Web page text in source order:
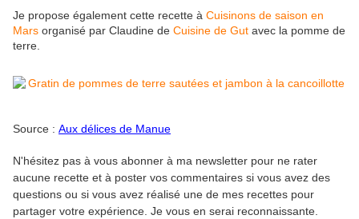
Je propose également cette recette à Cuisinons de saison en
Mars organisé par Claudine de Cuisine de Gut avec la pomme de
terre.
Source : Aux délices de Manue
N'hésitez pas à vous abonner à ma newsletter pour ne rater
aucune recette et à poster vos commentaires si vous avez des
questions ou si vous avez réalisé une de mes recettes pour
partager votre expérience. Je vous en serai reconnaissante.